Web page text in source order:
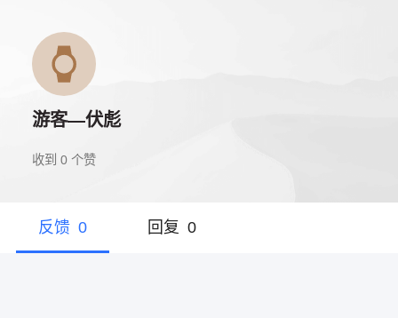
游客—伏彪
收到 0个赞
反馈 0 回复 0